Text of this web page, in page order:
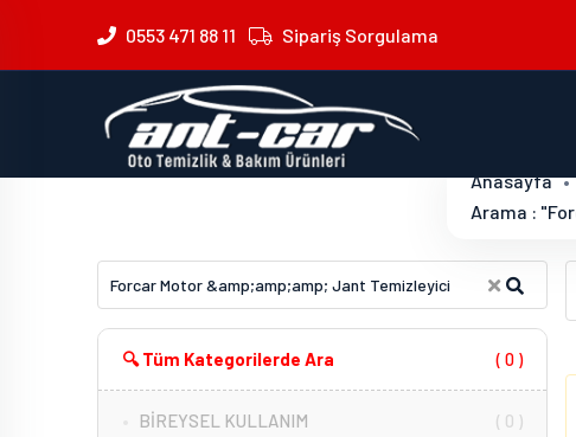
0553 471 88 11 Sipariş Sorgulama
Anasayfa
Arama :
🔍 Tüm Kategorilerde Ara ( 0 )
BİREYSEL KULLANIM ( 0 )